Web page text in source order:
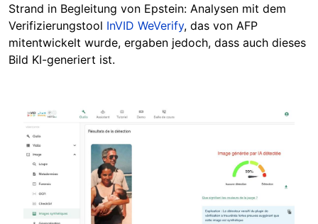
Strand in Begleitung von Epstein: Analysen mit dem
Verifizierungstool InVID WeVerify, das von AFP
mitentwickelt wurde, ergaben jedoch, dass auch dieses
Bild KI-generiert ist.
Image